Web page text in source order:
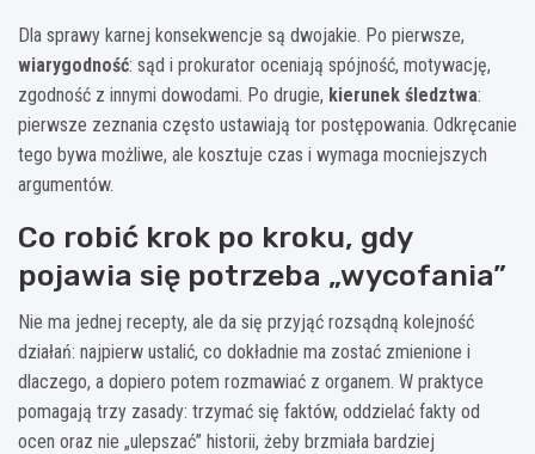
Dla sprawy karnej konsekwencje są dwojakie. Po pierwsze,
wiarygodność: sąd i prokurator oceniają spójność, motywację,
zgodność z innymi dowodami. Po drugie, kierunek śledztwa:
pierwsze zeznania często ustawiają tor postępowania. Odkręcanie
tego bywa możliwe, ale kosztuje czas i wymaga mocniejszych
argumentów.
Co robić krok po kroku, gdy
pojawia się potrzeba „wycofania”
Nie ma jednej recepty, ale da się przyjąć rozsądną kolejność
działań: najpierw ustalić, co dokładnie ma zostać zmienione i
dlaczego, a dopiero potem rozmawiać z organem. W praktyce
pomagają trzy zasady: trzymać się faktów, oddzielać fakty od
ocen oraz nie „ulepszać” historii, żeby brzmiała bardziej